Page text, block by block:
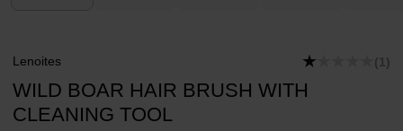
Lenoites (1)
WILD BOAR HAIR BRUSH WITH
CLEANING TOOL